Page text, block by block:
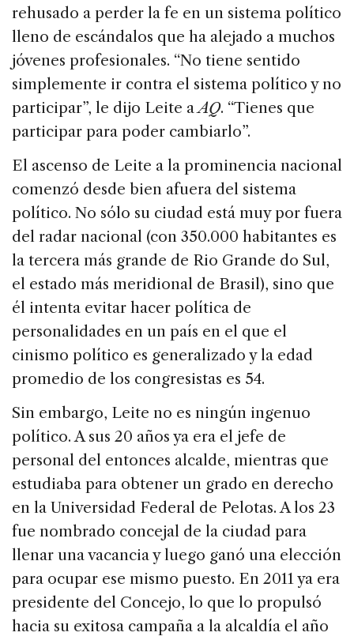
rehusado a perder la fe en un sistema político
lleno de escándalos que ha alejado a muchos
jóvenes profesionales. “No tiene sentido
simplemente ir contra el sistema político y no
participar”, le dijo Leite aAQ. “Tienes que
participar para poder cambiarlo”.
El ascenso de Leite a la prominencia nacional
comenzó desde bien afuera del sistema
político. No sólo su ciudad está muy por fuera
del radar nacional (con 350.000 habitantes es
la tercera más grande de Rio Grande do Sul,
el estado más meridional de Brasil), sino que
él intenta evitar hacer política de
personalidades en un país en el que el
cinismo político es generalizado y la edad
promedio de los congresistas es 54.
Sin embargo, Leite no es ningún ingenuo
político. A sus 20 años ya era el jefe de
personal del entonces alcalde, mientras que
estudiaba para obtener un grado en derecho
en la Universidad Federal de Pelotas. A los 23
fue nombrado concejal de la ciudad para
llenar una vacancia y luego ganó una elección
para ocupar ese mismo puesto. En 2011 ya era
presidente del Concejo, lo que lo propulsó
hacia su exitosa campaña a la alcaldía el año